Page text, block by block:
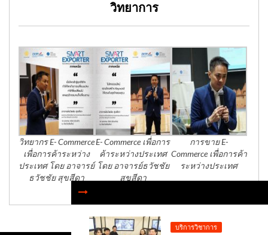
บริการวิชาการ
วิทยาการ
วิทยากร E- Commerce
เพื่อการค้าระหว่าง
ประเทศ โดย อาจารย์
ธวัชชัย สุขสีดา
E- Commerce เพื่อการ
ค้าระหว่างประเทศ
โดย อาจารย์ธวัชชัย
สุขสีดา
การขาย E-
Commerce เพื่อการค้า
ระหว่างประเทศ